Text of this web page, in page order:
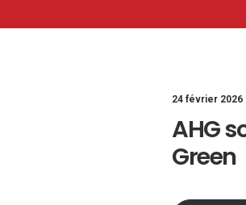
24 février 2026
AHG
Green